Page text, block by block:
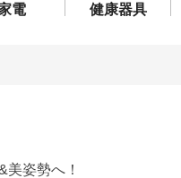
電
健康器具
姿勢へ！